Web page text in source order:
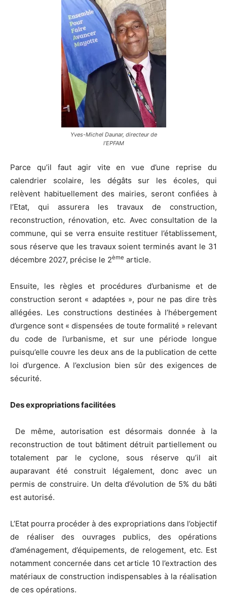
Yves-Michel Daunar, directeur de
l’EPFAM
Parce qu’il faut agir vite en vue d’une reprise du
calendrier scolaire, les dégâts sur les écoles, qui
relèvent habituellement des mairies, seront confiées à
l’Etat, qui assurera les travaux de construction,
reconstruction, rénovation, etc. Avec consultation de la
commune, qui se verra ensuite restituer l’établissement,
sous réserve que les travaux soient terminés avant le 31
décembre 2027, précise le 2ème article.
Ensuite, les règles et procédures d’urbanisme et de
construction seront « adaptées », pour ne pas dire très
allégées. Les constructions destinées à l’hébergement
d’urgence sont « dispensées de toute formalité » relevant
du code de l’urbanisme, et sur une période longue
puisqu’elle couvre les deux ans de la publication de cette
loi d’urgence. A l’exclusion bien sûr des exigences de
sécurité.
Des expropriations facilitées
De même, autorisation est désormais donnée à la
reconstruction de tout bâtiment détruit partiellement ou
totalement par le cyclone, sous réserve qu’il ait
auparavant été construit légalement, donc avec un
permis de construire. Un delta d’évolution de 5% du bâti
est autorisé.
L’Etat pourra procéder à des expropriations dans l’objectif
de réaliser des ouvrages publics, des opérations
d’aménagement, d’équipements, de relogement, etc. Est
notamment concernée dans cet article 10 l’extraction des
matériaux de construction indispensables à la réalisation
de ces opérations.